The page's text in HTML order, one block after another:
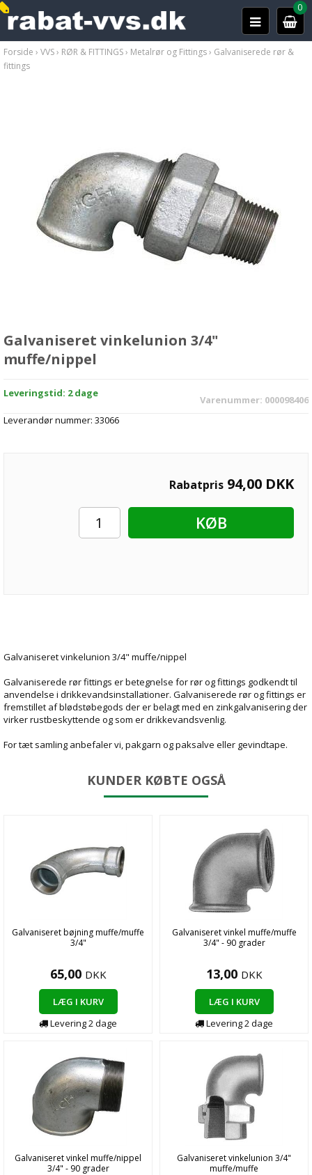
0
Forside › VVS› RØR & FITTINGS› Metalrør og Fittings› Galvaniserede rør &
fittings
Galvaniseret vinkelunion 3/4"
muffe/nippel
Leveringstid: 2 dage
Varenummer: 000098406
Leverandør nummer: 33066
Rabatpris 94,00 DKK
KØB
Galvaniseret vinkelunion 3/4" muffe/nippel
Galvaniserede rør fittings er betegnelse for rør og fittings godkendt til
anvendelse i drikkevandsinstallationer. Galvaniserede rør og fittings er
fremstillet af blødstøbegods der er belagt med en zinkgalvanisering der
virker rustbeskyttende og som er drikkevandsvenlig.
For tæt samling anbefaler vi, pakgarn og paksalve eller gevindtape.
KUNDER KØBTE OGSÅ
Galvaniseret bøjning muffe/muffe
3/4"
65,00 DKK
LÆG I KURV
Levering 2 dage
Galvaniseret vinkel muffe/muffe
3/4" - 90 grader
13,00 DKK
LÆG I KURV
Levering 2 dage
Galvaniseret vinkel muffe/nippel
3/4" - 90 grader
Galvaniseret vinkelunion 3/4"
muffe/muffe